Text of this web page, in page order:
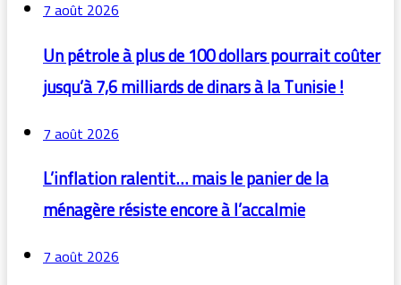
7 août 2026
Un pétrole à plus de 100 dollars pourrait coûter
jusqu’à 7,6 milliards de dinars à la Tunisie !
7 août 2026
L’inflation ralentit… mais le panier de la
ménagère résiste encore à l’accalmie
7 août 2026